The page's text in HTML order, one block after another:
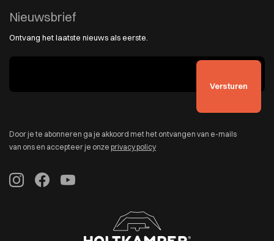
Nieuwsbrief
Ontvang het laatste nieuws als eerste.
Door je te abonneren ga je akkoord met het ontvangen van e-mails
van ons en accepteer je onze privacy policy